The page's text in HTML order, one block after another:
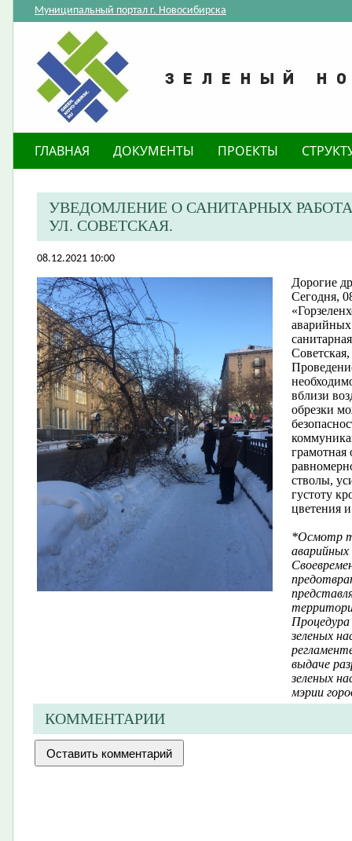
Муниципальный портал г. Новосибирска
ГЛАВНАЯ ДОКУМЕНТЫ ПРОЕКТЫ
УВЕДОМЛЕНИЕ О САНИТАРНЫХ
УЛ. СОВЕТСКАЯ.
08.12.2021 10:00
Дорогие
Сегодня,
вблизи
обрезки
грамотная
стволы,
густоту
цветения
*Осмотр
аварийных
Процедура
зеленых
выдаче
зеленых
мэрии
КОММЕНТАРИИ